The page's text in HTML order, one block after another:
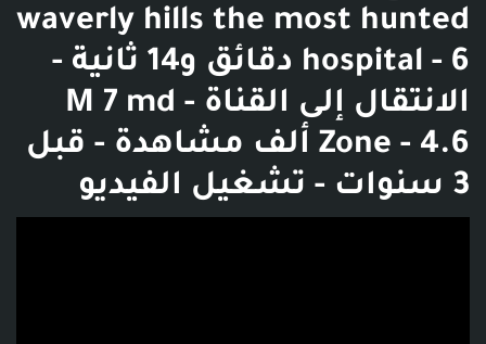
waverly hills the most hunted
hospital - 6 دقائق و14 ثانية -
الانتقال إلى القناة - M 7 md
Zone - 4.6 ألف مشاهدة - قبل
3 سنوات - تشغيل الفيديو